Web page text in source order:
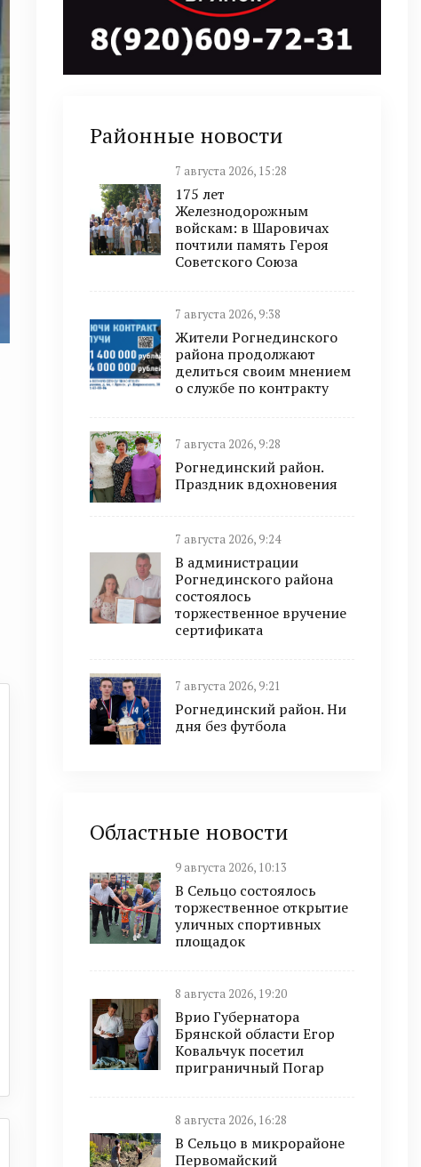
Районные новости
7 августа 2026, 15:28
175 лет
Железнодорожным
войскам: в Шаровичах
почтили память Героя
Советского Союза
7 августа 2026, 9:38
Жители Рогнединского
района продолжают
делиться своим мнением
о службе по контракту
7 августа 2026, 9:28
Рогнединский район.
Праздник вдохновения
7 августа 2026, 9:24
В администрации
Рогнединского района
состоялось
торжественное вручение
сертификата
7 августа 2026, 9:21
Рогнединский район. Ни
дня без футбола
Областные новости
9 августа 2026, 10:13
В Сельцо состоялось
торжественное открытие
уличных спортивных
площадок
8 августа 2026, 19:20
Врио Губернатора
Брянской области Егор
Ковальчук посетил
приграничный Погар
8 августа 2026, 16:28
В Сельцо в микрорайоне
Первомайский